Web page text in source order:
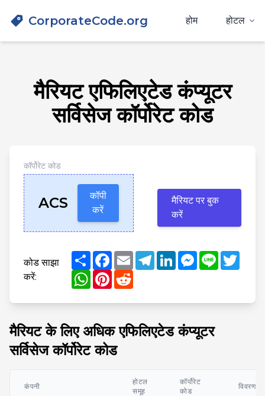
CorporateCode.org होम होटल
मैरियट एफिलिएटेड कंप्यूटर
सर्विसेज कॉर्पोरेट कोड
कॉर्पोरेट कोड
ACS
कॉपी
करें
मैरियट पर बुक
करें
कोड साझा
करें:
ShareFacebook
EmailTelegram
LinkedInMessenger
Line
WhatsApp
Pinterest
Reddit
मैरियट के लिए अधिक एफिलिएटेड कंप्यूटर
सर्विसेज कॉर्पोरेट कोड
कंपनी
होटल
समूह
कॉर्पोरेट
कोड
विवरण